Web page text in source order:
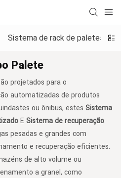
Sistema de rack de paletes de
Palete
projetados para o
automatizadas de produtos
ou ônibus, estes Sistema
E Sistema de recuperação
pesadas e grandes com
e recuperação eficientes.
de alto volume ou
a granel, como